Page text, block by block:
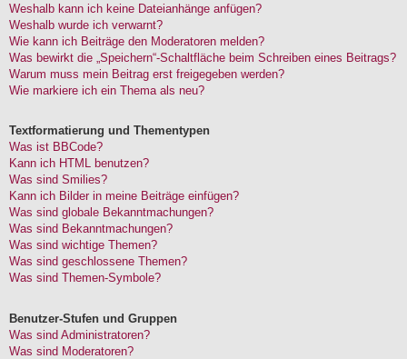
Weshalb kann ich keine Dateianhänge anfügen?
Weshalb wurde ich verwarnt?
Wie kann ich Beiträge den Moderatoren melden?
Was bewirkt die „Speichern“-Schaltfläche beim Schreiben eines Beitrags?
Warum muss mein Beitrag erst freigegeben werden?
Wie markiere ich ein Thema als neu?
Textformatierung und Thementypen
Was ist BBCode?
Kann ich HTML benutzen?
Was sind Smilies?
Kann ich Bilder in meine Beiträge einfügen?
Was sind globale Bekanntmachungen?
Was sind Bekanntmachungen?
Was sind wichtige Themen?
Was sind geschlossene Themen?
Was sind Themen-Symbole?
Benutzer-Stufen und Gruppen
Was sind Administratoren?
Was sind Moderatoren?